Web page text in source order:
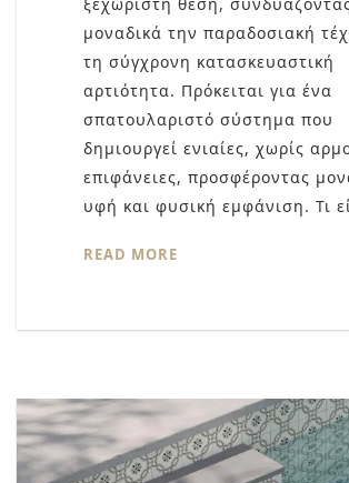
ξεχωριστή θέση,
μοναδικά την παραδοσιακή
τη σύγχρονη κατασκευαστική
αρτιότητα. Πρόκειται για ένα
σπατουλαριστό σύστημα που
δημιουργεί ενιαίες, χωρίς
επιφάνειες, προσφέροντας
υφή και φυσική εμφάνιση. Τι
READ MORE